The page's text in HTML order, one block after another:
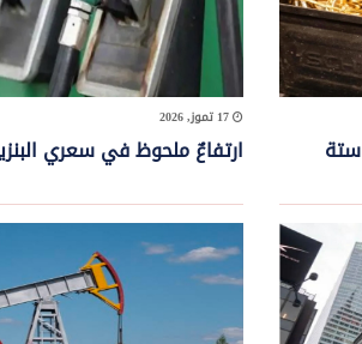
17 تموز, 2026
ارتفاعٌ ملحوظ في سعري